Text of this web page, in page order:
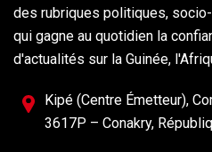
des rubriques politiques,
qui gagne au quotidien la
d'actualités sur la Guinée,
Kipé (Centre Émetteur),
3617P – Conakry,